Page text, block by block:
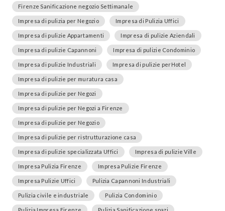
Firenze Sanificazione negozio Settimanale
Impresa di pulizia per Negozio Impresa di Pulizia Uffici
Impresa di pulizie Appartamenti Impresa di pulizie Aziendali
Impresa di pulizie Capannoni Impresa di pulizie Condominio
Impresa di pulizie Industriali Impresa di pulizie perHotel
Impresa di pulizie per muratura casa
Impresa di pulizie per Negozi
Impresa di pulizie per Negozi a Firenze
Impresa di pulizie per Negozio
Impresa di pulizie per ristrutturazione casa
Impresa di pulizie specializzata Uffici Impresa di pulizie Ville
Impresa Pulizia Firenze Impresa Pulizie Firenze
Impresa Pulizie Uffici Pulizia Capannoni Industriali
Pulizia civile e industriale Pulizia Condominio
Pulizia Impresa Firenze Pulizia Sanificazione spazi